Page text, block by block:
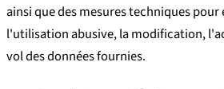
ainsi que des mesures techniques
l'utilisation abusive, la modification,
vol des données fournies.